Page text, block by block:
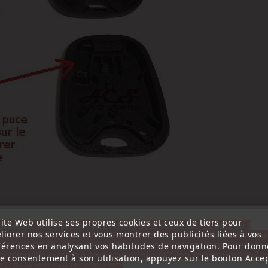
Web utilise ses propres cookies et ceux de tiers pour
nos services et vous montrer des publicités liées à vos
en analysant vos habitudes de navigation. Pour
consentement à son utilisation, appuyez sur le bouton
notre société sera fermée pour congés du 10 aout au 1
inclus. Pour cette raison les commandes sont traitées
14H00. Pour le service réparation nous devons réceptionner
avant le 6 aout pour qu'elle soit réexpédiée avant le 7
pour votre compréhension»